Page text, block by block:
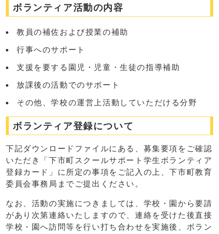
ボランティア活動の内容
教員の補佐および授業の補助
行事へのサポート
支援を要する園児・児童・生徒の指導補助
放課後の活動でのサポート
その他、学校の運営上活動していただける分野
ボランティア登録について
下記ダウンロードファイルにある、募集要項をご確認
いただき「下市町スクールサポート学生ボランティア
登録カード」に所定の事項をご記入の上、下市町教育
委員会事務局までご提出ください。
なお、活動の実施につきましては、学校・園から要請
があり次第連絡いたしますので、連絡を受けた後直接
学校・園へ訪問等を行い打ち合わせを実施後、ボラン